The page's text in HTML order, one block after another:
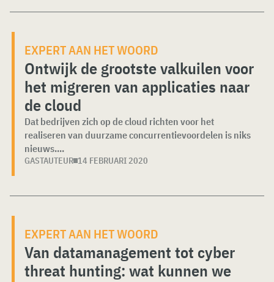
EXPERT AAN HET WOORD
Ontwijk de grootste valkuilen voor
het migreren van applicaties naar
de cloud
Dat bedrijven zich op de cloud richten voor het
realiseren van duurzame concurrentievoordelen is niks
nieuws....
GASTAUTEUR 14 FEBRUARI 2020
EXPERT AAN HET WOORD
Van datamanagement tot cyber
threat ​​hunting: wat kunnen we